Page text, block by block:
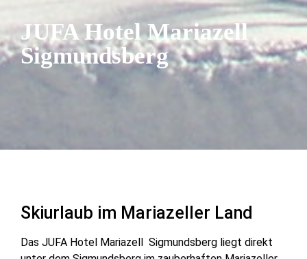
JUFA Hotel Mariazell
Sigmundsberg
Skiurlaub im Mariazeller Land
Das JUFA Hotel Mariazell ­ Sigmundsberg liegt direkt